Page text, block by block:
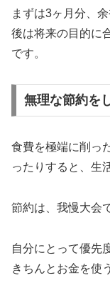
まずは3ヶ月分、
後は将来の目的に
です。
無理な節約を
食費を極端に削っ
ったりすると、生
節約は、我慢大会
自分にとって優先
きちんとお金を使